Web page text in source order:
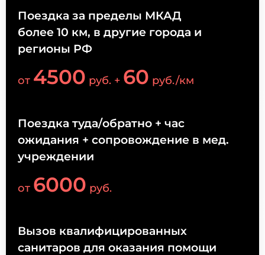
Поездка за пределы МКАД
более 10 км, в другие города и
регионы РФ
от 4500 руб. + 60 руб./км
Поездка туда/обратно + час
ожидания + сопровождение в мед.
учреждении
от 6000 руб.
Вызов квалифицированных
санитаров для оказания помощи